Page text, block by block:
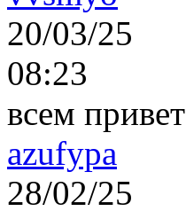
20/03/25
08:23
всем привет
azufypa
28/02/25